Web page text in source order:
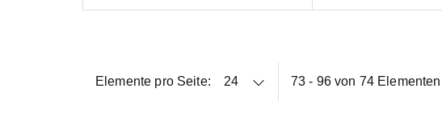
Elemente pro Seite: 73 - 96 von 74 Elementen